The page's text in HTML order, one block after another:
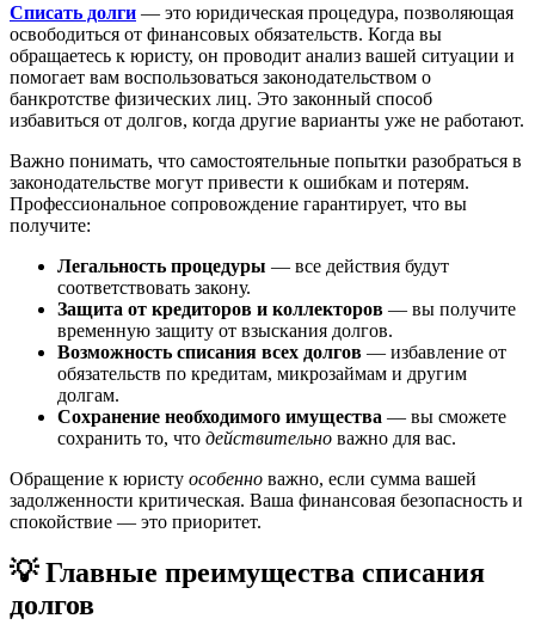
Списать долги — это юридическая процедура, позволяющая
освободиться от финансовых обязательств. Когда вы
обращаетесь к юристу, он проводит анализ вашей ситуации и
помогает вам воспользоваться законодательством о
банкротстве физических лиц. Это законный способ
избавиться от долгов, когда другие варианты уже не работают.
Важно понимать, что самостоятельные попытки разобраться в
законодательстве могут привести к ошибкам и потерям.
Профессиональное сопровождение гарантирует, что вы
получите:
Легальность процедуры — все действия будут
соответствовать закону.
Защита от кредиторов и коллекторов — вы получите
временную защиту от взыскания долгов.
Возможность списания всех долгов — избавление от
обязательств по кредитам, микрозаймам и другим
долгам.
Сохранение необходимого имущества — вы сможете
сохранить то, что действительно важно для вас.
Обращение к юристу особенно важно, если сумма вашей
задолженности критическая. Ваша финансовая безопасность и
спокойствие — это приоритет.
💡 Главные преимущества списания
долгов